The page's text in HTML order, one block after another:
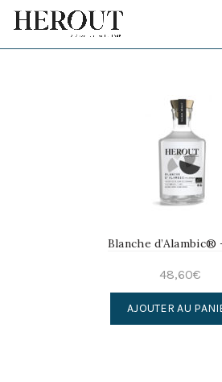
Blanche d’Alambic®
48,60€
AJOUTER AU